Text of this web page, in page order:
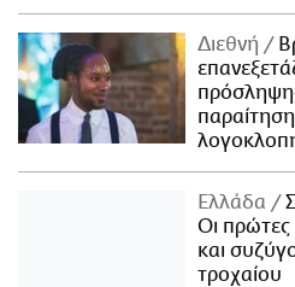
Διεθνή
Ελλάδα
Οι
και
τροχαίου